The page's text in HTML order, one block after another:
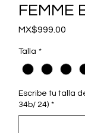
FEMME
MX$999.00
Talla *
Escribe tu talla
34b/ 24) *